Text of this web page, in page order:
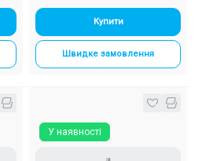
Купити
Швидке замовлення
У наявності